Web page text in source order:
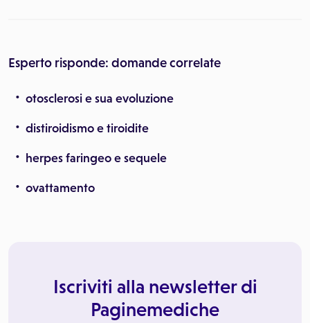
Esperto risponde: domande correlate
otosclerosi e sua evoluzione
distiroidismo e tiroidite
herpes faringeo e sequele
ovattamento
Iscriviti alla newsletter di
Paginemediche